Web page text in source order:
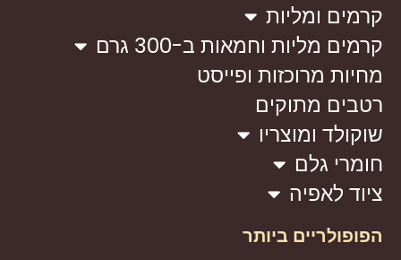
קרמים ומליות
קרמים מליות וחמאות ב-300 גרם
מחיות מרוכזות ופייסט
רטבים מתוקים
שוקולד ומוצריו
חומרי גלם
ציוד לאפיה
הפופולריים ביותר